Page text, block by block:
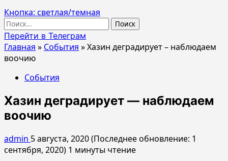
Кнопка: светлая/темная
Найти:
Перейти в Телеграм
Главная » События »Хазин деградирует – наблюдаем
воочию
События
Хазин деградирует — наблюдаем
воочию
admin 5 августа, 2020 (Последнее обновление: 1
сентября, 2020) 1 минуты чтение